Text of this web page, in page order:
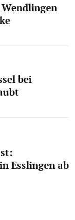
bei
Esslingen ab